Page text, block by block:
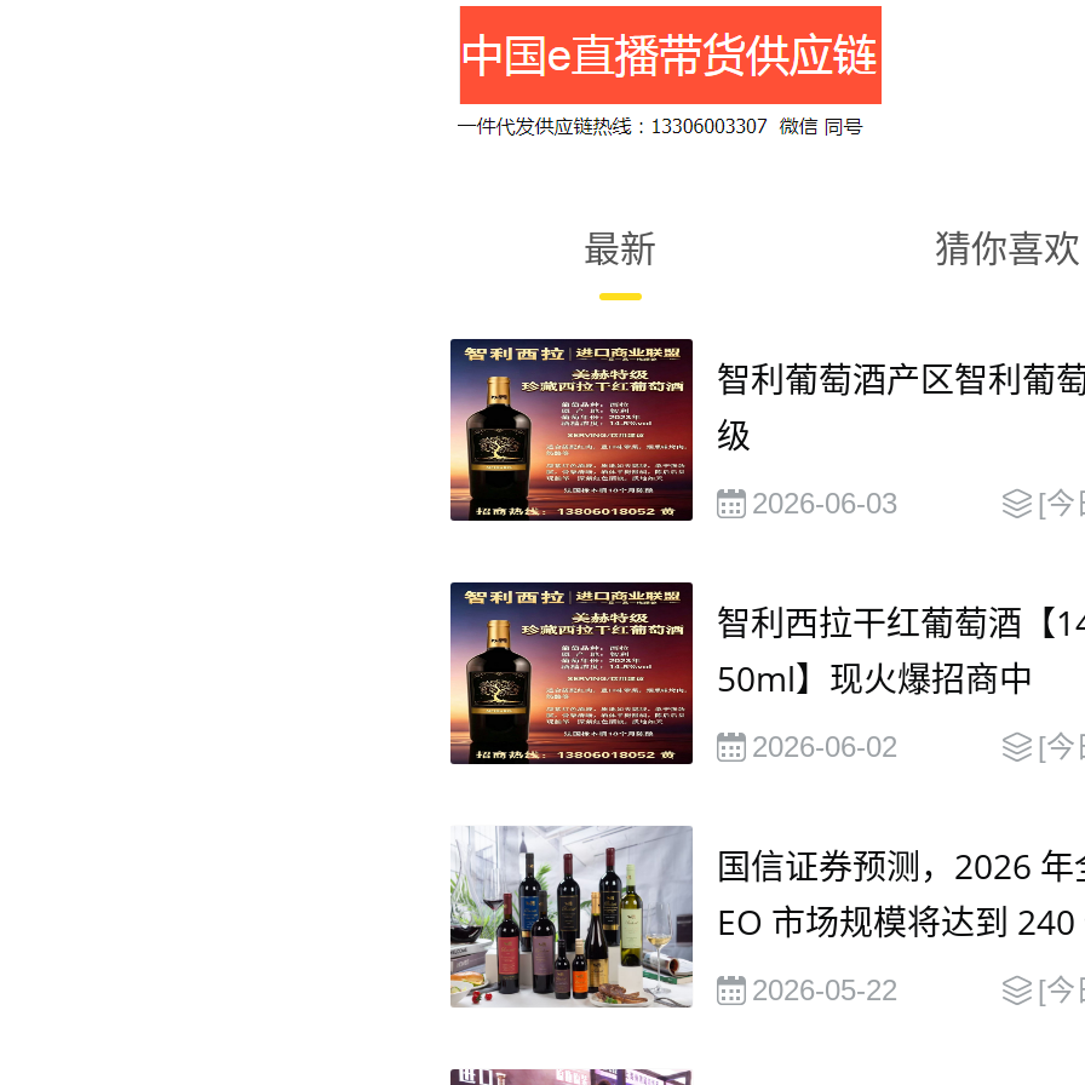
最新 猜你喜欢
智利葡萄酒产区智利葡
级
2026-06-03 [今
智利西拉干红葡萄酒【
50ml】现火爆招商中
2026-06-02 [今
国信证券预测，2026 年
EO 市场规模将达到 240
元，并在2030年有望达
2026-05-22 [今